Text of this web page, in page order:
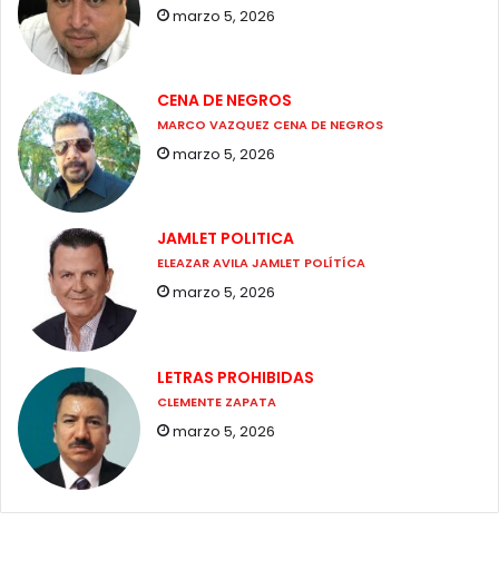
marzo 5, 2026
CENA DE NEGROS
MARCO VAZQUEZ CENA DE NEGROS
marzo 5, 2026
JAMLET POLITICA
ELEAZAR AVILA JAMLET POLÍTÍCA
marzo 5, 2026
LETRAS PROHIBIDAS
CLEMENTE ZAPATA
marzo 5, 2026